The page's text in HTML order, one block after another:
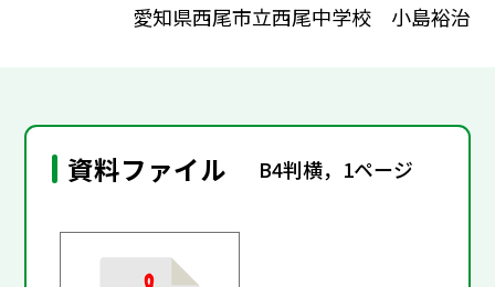
愛知県西尾市立西尾中学校 小島裕治
資料ファイル B4判横，1ページ